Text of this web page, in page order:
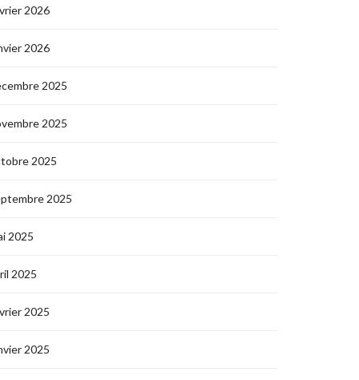
2026
2026
2025
2025
2025
2025
2025
2025
2025
2025